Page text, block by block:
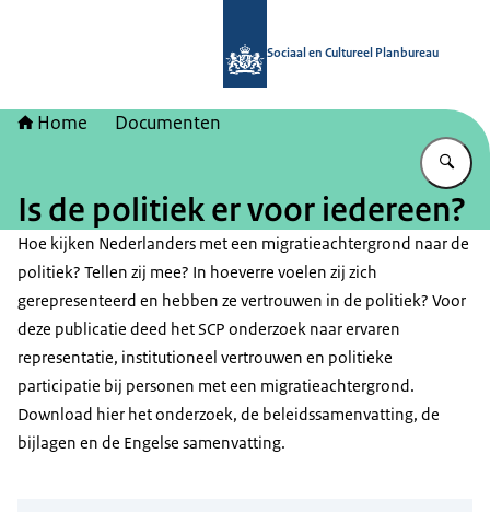
Sociaal en Cultureel Planbureau
Home Documenten
Is de politiek er voor iedereen?
Hoe kijken Nederlanders met een migratieachtergrond naar de
politiek? Tellen zij mee? In hoeverre voelen zij zich
gerepresenteerd en hebben ze vertrouwen in de politiek? Voor
deze publicatie deed het SCP onderzoek naar ervaren
representatie, institutioneel vertrouwen en politieke
participatie bij personen met een migratieachtergrond.
Download hier het onderzoek, de beleidssamenvatting, de
bijlagen en de Engelse samenvatting.